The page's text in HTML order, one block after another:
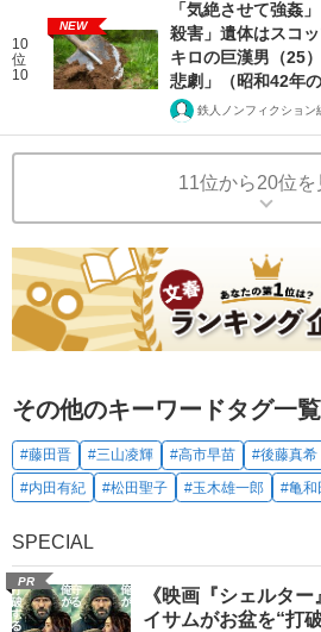
10
位
10
NEW
「気絶させて強姦
殺害」遺体はスコ
キロの巨漢男（25
悲劇」（昭和42年の
鉄人ノンフィクション
11位から20位を
その他のキーワードタグ一覧
#藤田晋 #三山凌輝 #高市早苗 #後藤真希
#内田有紀
#松田聖子 #玉木雄一郎 #亀和
SPECIAL
PR
《映画『シェルタ
イサムがお盆を“打